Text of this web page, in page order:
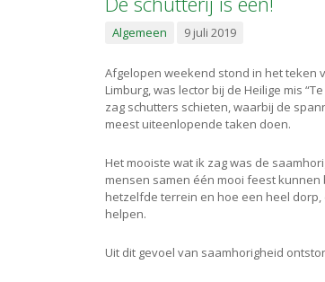
Algemeen 9 juli 2019
Afgelopen weekend stond in het teken
Limburg, was lector bij de Heilige mis
zag schutters schieten, waarbij de
meest uiteenlopende taken doen.
Het mooiste wat ik zag was de
mensen samen één mooi feest
hetzelfde terrein en hoe een heel
helpen.
Uit dit gevoel van saamhorigheid